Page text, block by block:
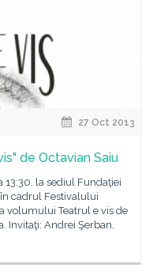
27 Oct 2013
de Octavian Saiu
13:30, la sediul Fundaţiei
în cadrul Festivalului
volumului Teatrul e vis de
Invitaţi: Andrei Şerban,